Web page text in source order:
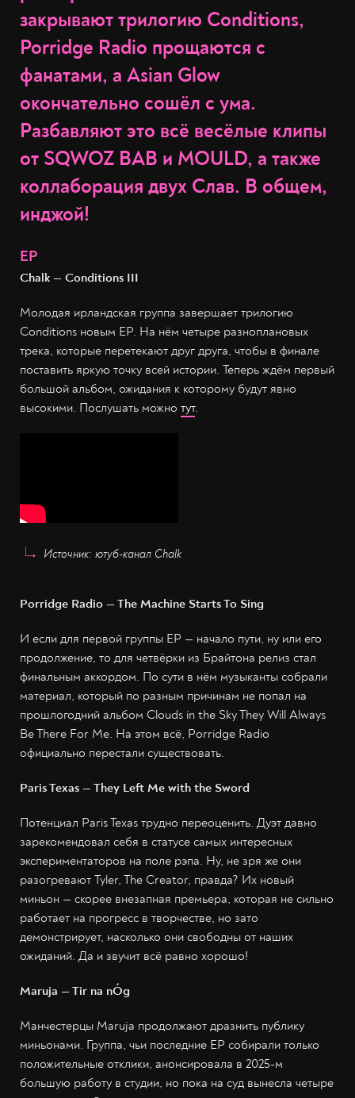
закрывают трилогию Conditions,
Porridge Radio прощаются с
фанатами, а Asian Glow
окончательно сошёл с ума.
Разбавляют это всё весёлые клипы
от SQWOZ BAB и MOULD, а также
коллаборация двух Слав. В общем,
инджой!
EP
Chalk — Conditions III
Молодая ирландская группа завершает трилогию
Conditions новым EP. На нём четыре разноплановых
трека, которые перетекают друг друга, чтобы в финале
поставить яркую точку всей истории. Теперь ждём первый
большой альбом, ожидания к которому будут явно
высокими. Послушать можно тут.
Источник: ютуб-канал Chalk
Porridge Radio — The Machine Starts To Sing
И если для первой группы EP — начало пути, ну или его
продолжение, то для четвёрки из Брайтона релиз стал
финальным аккордом. По сути в нём музыканты собрали
материал, который по разным причинам не попал на
прошлогодний альбом Clouds in the Sky They Will Always
Be There For Me. На этом всё, Porridge Radio
официально перестали существовать.
Paris Texas — They Left Me with the Sword
Потенциал Paris Texas трудно переоценить. Дуэт давно
зарекомендовал себя в статусе самых интересных
экспериментаторов на поле рэпа. Ну, не зря же они
разогревают Tyler, The Creator, правда? Их новый
миньон — скорее внезапная премьера, которая не сильно
работает на прогресс в творчестве, но зато
демонстрирует, насколько они свободны от наших
ожиданий. Да и звучит всё равно хорошо!
Maruja — Tir na nÓg
Манчестерцы Maruja продолжают дразнить публику
миньонами. Группа, чьи последние EP собирали только
положительные отклики, анонсировала в 2025-м
большую работу в студии, но пока на суд вынесла четыре